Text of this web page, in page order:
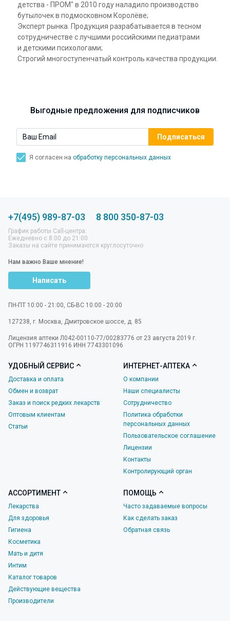
детства - ПРОМ" в 2010 году наладило производство
бутылочек в подмосковном Королёве;
Эксперт рынка. Продукция разрабатывается в тесном
сотрудничестве с лучшими российскими педиатрами
и детскими психологами;
Строгий многоступенчатый контроль качества продукции.
Выгодные предложения для подписчиков
Я согласен на обработку персональных данных
+7(495) 989-87-03 8 800 350-87-03
График работы Call-центра:
Ежедневно с 8:00 до 21:00
Заказы на сайте принимаются круглосуточно
Нам важно Ваше мнение!
Написать
ПН-ПТ 10:00 - 21:00, СБ-ВС 10:00 - 20:00
127238, г. Москва, Дмитровское шоссе, д. 85
Лицензия аптеки Л042-00110-77/00283776 от 23 августа 2019 г.
ОГРН 1197746311916 ИНН 7743301096
УДОБНЫЙ СЕРВИС
Доставка и оплата
Обмен и возврат
Заказ и поиск редких лекарств
Оптовым клиентам
Статьи
ИНТЕРНЕТ-АПТЕКА
О компании
Наши специалисты
Сотрудничество
Политика обработки
персональных данных
Пользовательское соглашение
Лицензии
Контакты
Контролирующий орган
АССОРТИМЕНТ
Лекарства
Для здоровья
Гигиена
Косметика
Мать и дитя
Интим
Каталог товаров
Действующие вещества
Производители
ПОМОЩЬ
Часто задаваемые вопросы
Как сделать заказ
Обратная связь